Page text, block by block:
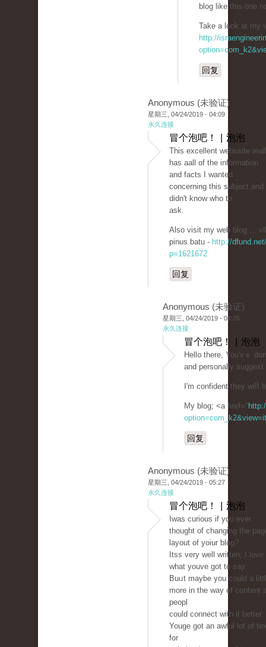
blog like this one
Take a look at my
http://
回复
Anonymous (未验证)
星期三, 04/24/2019 - 04:09
永久连接
冒个泡吧！ | 泡泡
Tһis excellent webssite
has aall of the information
and facts I wanted
concerning thіs subject and
didn't know who to
ask.
Also visit my wеb blog ...
pinus batu - http://
p=1621672
回复
Anonymous (未验证)
星期三, 04/24/2019 - 04:26
永久连接
冒个泡吧！ | 泡泡
Ηеll᧐ there, You'vｅ
and personally
I'm confident they
My blog; <a href="
回复
Anonymous (未验证)
星期三, 04/24/2019 - 05:27
永久连接
冒个泡吧！ | 泡泡
Ӏwas curious if you ever
thought of changing the
layout оf yoiur ƅlog?
Itss very well written; I love
what youve got to say.
Buᥙt maybe you could a
more in the way of content
peopl
could connect with it betteг.
Youge got an awful lot of
for